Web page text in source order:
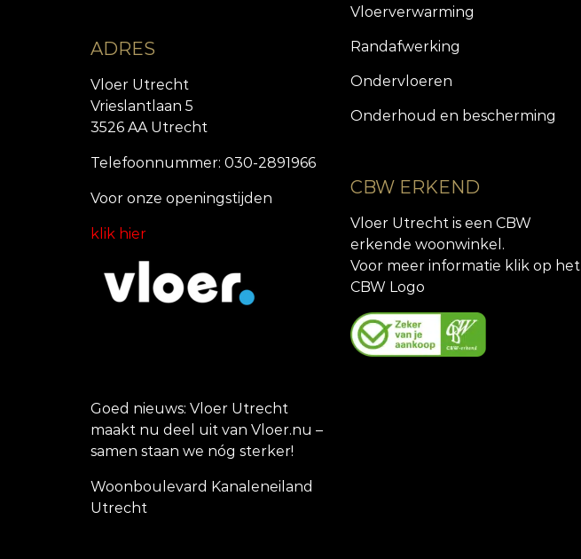
ADRES
Vloer Utrecht
Vrieslantlaan 5
3526 AA Utrecht
Telefoonnummer: 030-2891966
Voor onze openingstijden
klik hier
Goed nieuws: Vloer Utrecht
maakt nu deel uit van Vloer.nu –
samen staan we nóg sterker!
Woonboulevard Kanaleneiland
Utrecht
Vloerverwarming
Randafwerking
Ondervloeren
Onderhoud en bescherming
CBW ERKEND
Vloer Utrecht is een CBW
erkende woonwinkel.
Voor meer informatie klik op het
CBW Logo